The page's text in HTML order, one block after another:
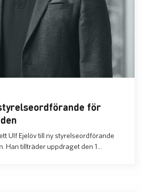
för
Ulf Ejelöv till ny styrelseordförande
Han tillträder uppdraget den 1...